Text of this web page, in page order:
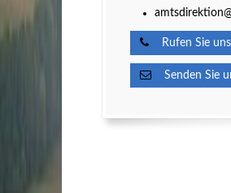
Rufen Sie
Senden Sie